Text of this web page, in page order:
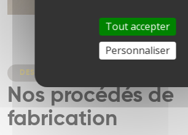
DES SOLUTIONS SUR MESURE POUR
Nos procédés de
fabrication
Tout accepter
Personnaliser